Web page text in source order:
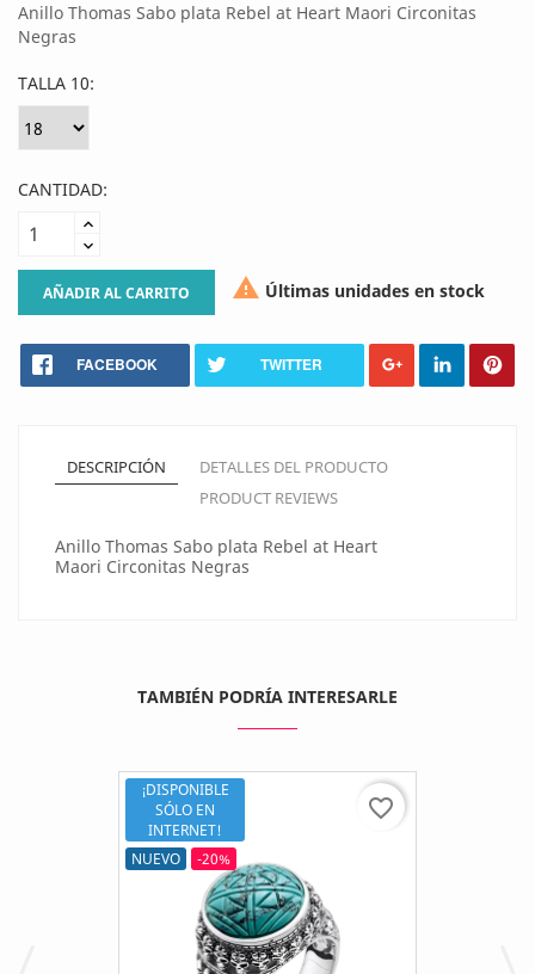
Anillo Thomas Sabo plata Rebel at Heart Maori Circonitas
Negras
TALLA 10:
CANTIDAD:
AÑADIR AL CARRITO  Últimas unidades en stock
FACEBOOK TWITTER
DESCRIPCIÓN
DETALLES DEL PRODUCTO
PRODUCT REVIEWS
Anillo Thomas Sabo plata Rebel at Heart
Maori Circonitas Negras
TAMBIÉN PODRÍA INTERESARLE
¡DISPONIBLE
SÓLO EN
INTERNET!
NUEVO
-20%
favorite_border